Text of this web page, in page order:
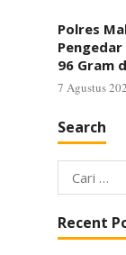
Polres
96 Gram
7 Agustus
Search
Cari
untuk:
Recent